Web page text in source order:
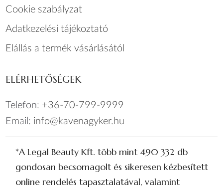
Cookie szabályzat
Adatkezelési tájékoztató
Elállás a termék vásárlásától
ELÉRHETŐSÉGEK
Telefon: +36-70-799-9999
Email: info@kavenagyker.hu
*A Legal Beauty Kft. több mint 490 332 db
gondosan becsomagolt és sikeresen kézbesített
online rendelés tapasztalatával, valamint